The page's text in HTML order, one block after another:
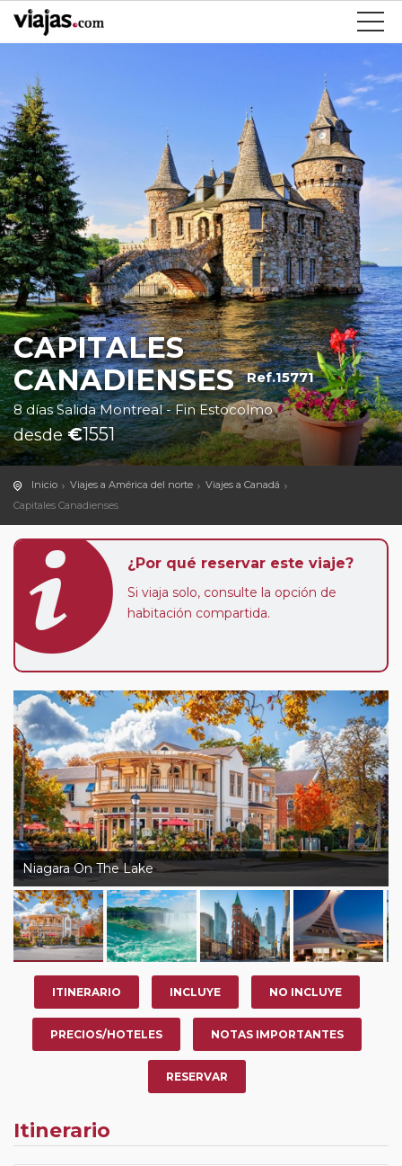
CAPITALES
CANADIENSES Ref.15771
8 días Salida Montreal - Fin Estocolmo
desde€1551
Inicio Viajes a América del norte
Viajes a Canadá
Capitales Canadienses
¿Por qué reservar este viaje?
Si viaja solo, consulte la opción de
habitación compartida.
Niagara On The Lake
ITINERARIO INCLUYE NO INCLUYE
PRECIOS/HOTELES NOTAS IMPORTANTES
RESERVAR
Itinerario